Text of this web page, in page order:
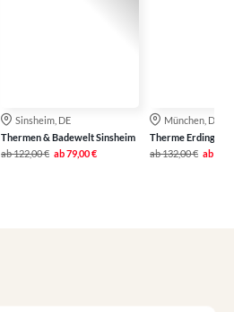
Sinsheim, DE
Thermen & Badewelt Sinsheim
ab122,00 € ab79,00 €
München, DE
Therme Erding
ab132,00 € ab